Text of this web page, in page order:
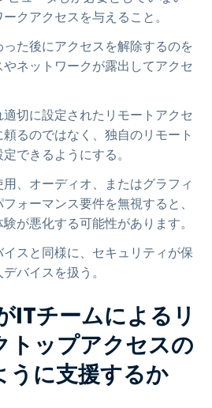
クアクセスを与えること。
た後にアクセスを解除するのを
ネットワークが露出してアクセ
切に設定されたリモートアクセ
るのではなく、独自のリモート
できるようにする。
、オーディオ、またはグラフィ
ォーマンス要件を無視すると、
が悪化する可能性があります。
スと同様に、セキュリティが保
バイスを扱う。
チームによるリ
トップアクセスの
うに支援するか